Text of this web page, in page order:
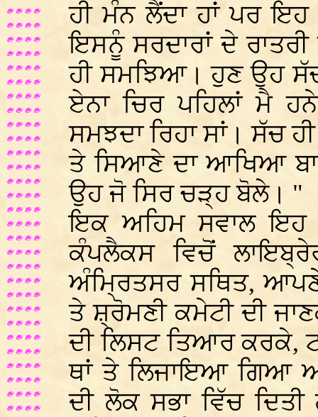
ਹੀ ਮੰਨ ਲੈਂਦਾ ਹਾਂ ਪਰ
ਇਸਨੂੰ ਸਰਦਾਰਾਂ ਦੇ
ਹੀ ਸਮਝਿਆ। ਹੁਣ ਉਹ
ਏਨਾ ਚਿਰ ਪਹਿਲਾਂ ਮੈ
ਸਮਝਦਾ ਰਿਹਾ ਸਾਂ। ਸੱਚ
ਤੇ ਸਿਆਣੇ ਦਾ ਆਖਿਆ
ਉਹ ਜੋ ਸਿਰ ਚੜ੍ਹ ਬੋਲੇ। "
ਇਕ ਅਹਿਮ ਸਵਾਲ ਇਹ
ਕੰਪਲੈਕਸ ਵਿਚੋਂ
ਅੰਮ੍ਰਿਤਸਰ ਸਥਿਤ,
ਤੇ ਸ਼੍ਰੋਮਣੀ ਕਮੇਟੀ ਦੀ
ਦੀ ਲਿਸਟ ਤਿਆਰ ਕਰਕੇ,
ਥਾਂ ਤੇ ਲਿਜਾਇਆ ਗਿਆ
ਦੀ ਲੋਕ ਸਭਾ ਵਿੱਚ